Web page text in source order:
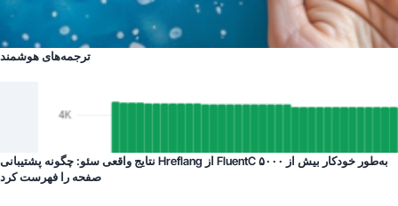
ترجمه‌های هوشمند
نتایج واقعی سئو: چگونه پشتیبانی Hreflang از FluentC به‌طور خودکار بیش از ۵۰۰۰
صفحه را فهرست کرد